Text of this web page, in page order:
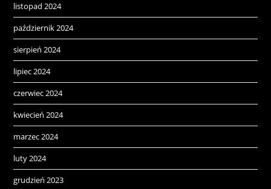
listopad 2024
październik 2024
sierpień 2024
lipiec 2024
czerwiec 2024
kwiecień 2024
marzec 2024
luty 2024
grudzień 2023